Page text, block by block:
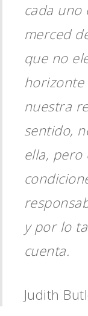
cada uno
merced
que no
horizonte
nuestra
sentido,
ella, pero
y por lo
cuenta.
Judith